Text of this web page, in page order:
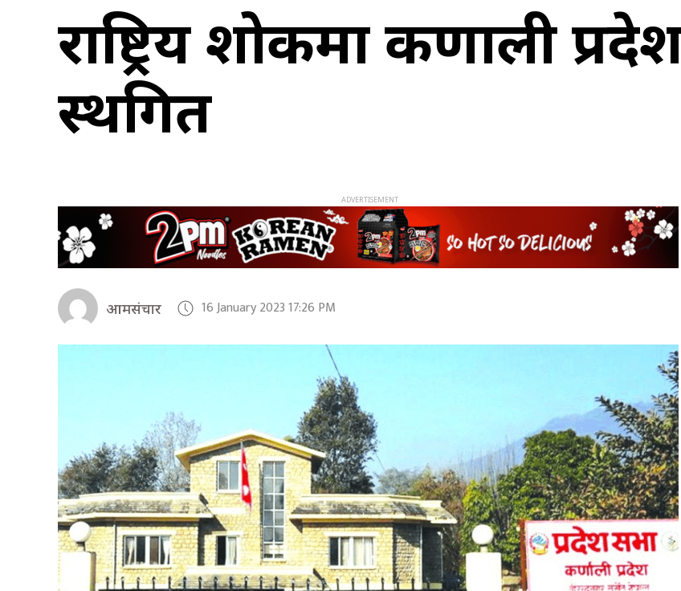
राष्ट्रिय शोकमा कर्णाली
स्थगित
आमसंचार 16 January 2023 17:26 PM